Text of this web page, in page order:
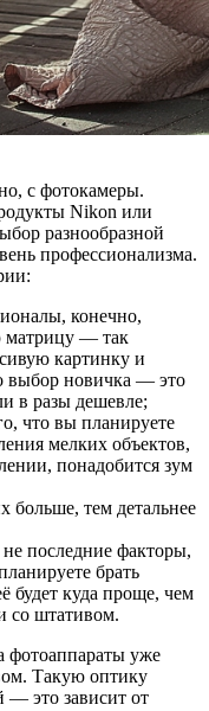
с фотокамеры.
Nikon или
разнообразной
профессионализма.
конечно,
матрицу — так
картинку и
выбор новичка — это
в разы дешевле;
что вы планируете
мелких объектов,
понадобится зум
больше, тем детальнее
последние факторы,
брать
будет куда проще, чем
со штативом.
фотоаппараты уже
Такую оптику
— это зависит от